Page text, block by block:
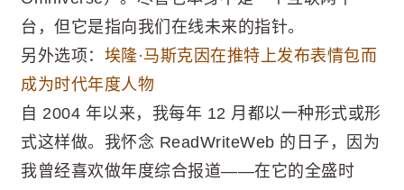
台，但它是指向我们在线未来的指针。
另外选项： 埃隆·马斯克因在推特上发布表情包而
成为时代年度人物
自 2004 年以来，我每年 12 月都以一种形式或形
式这样做。我怀念 ReadWriteWeb 的日子，因为
我曾经喜欢做年度综合报道——在它的全盛时